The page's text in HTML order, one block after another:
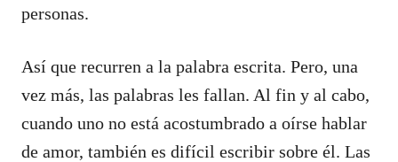
personas.
Así que recurren a la palabra escrita. Pero, una
vez más, las palabras les fallan. Al fin y al cabo,
cuando uno no está acostumbrado a oírse hablar
de amor, también es difícil escribir sobre él. Las